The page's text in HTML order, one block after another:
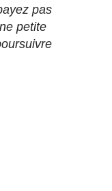
pas
petite